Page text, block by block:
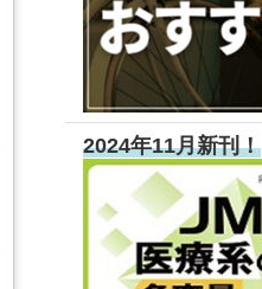
2024年11月新刊！